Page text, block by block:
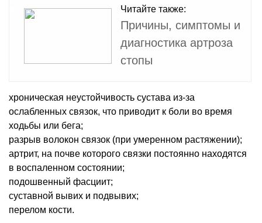
Читайте также:
Причины, симптомы и
диагностика артроза
стопы
хроническая неустойчивость сустава из-за
ослабленных связок, что приводит к боли во время
ходьбы или бега;
разрыв волокон связок (при умеренном растяжении);
артрит, на почве которого связки постоянно находятся
в воспаленном состоянии;
подошвенный фасциит;
суставной вывих и подвывих;
перелом кости.